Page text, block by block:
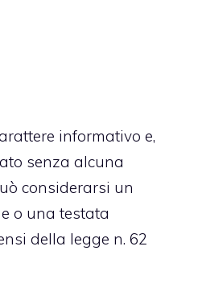
informativo e,
senza alcuna
considerarsi un
o una testata
della legge n. 62